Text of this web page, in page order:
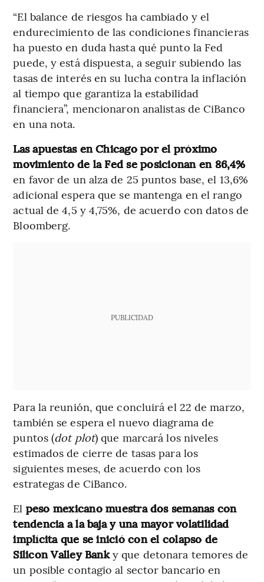
“El balance de riesgos ha cambiado y el
endurecimiento de las condiciones financieras
ha puesto en duda hasta qué punto la Fed
puede, y está dispuesta, a seguir subiendo las
tasas de interés en su lucha contra la inflación
al tiempo que garantiza la estabilidad
financiera”, mencionaron analistas de CiBanco
en una nota.
Las apuestas en Chicago por el próximo
movimiento de la Fed se posicionan en 86,4%
en favor de un alza de 25 puntos base, el 13,6%
adicional espera que se mantenga en el rango
actual de 4,5 y 4,75%, de acuerdo con datos de
Bloomberg.
PUBLICIDAD
Para la reunión, que concluirá el 22 de marzo,
también se espera el nuevo diagrama de
puntos (dot plot) que marcará los niveles
estimados de cierre de tasas para los
siguientes meses, de acuerdo con los
estrategas de CiBanco.
El peso mexicano muestra dos semanas con
tendencia a la baja y una mayor volatilidad
implícita que se inició con el colapso de
Silicon Valley Banky que detonara temores de
un posible contagio al sector bancario en